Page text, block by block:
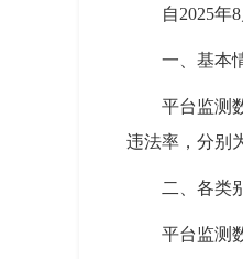
自2025年
一、基本
平台监测
违法率，分别
二、各类
平台监测